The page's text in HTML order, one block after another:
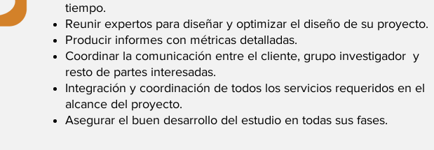
tiempo.
Reunir expertos para diseñar y optimizar el diseño de su proyecto.
Producir informes con métricas detalladas.
Coordinar la comunicación entre el cliente, grupo investigador y
resto de partes interesadas.
Integración y coordinación de todos los servicios requeridos en el
alcance del proyecto.
Asegurar el buen desarrollo del estudio en todas sus fases.